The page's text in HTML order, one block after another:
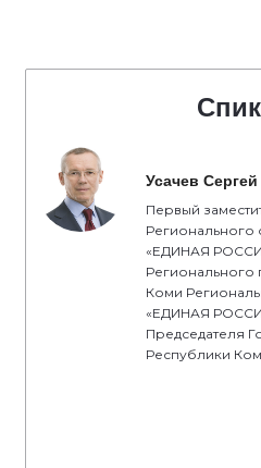
Усачев
Первый
Регионального
«ЕДИНАЯ
Регионального
Коми
«ЕДИНАЯ
Председателя
Республики